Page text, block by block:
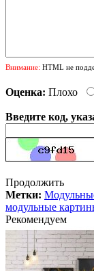
Внимание: HTML не
Оценка: Плохо
Введите код,
Продолжить
Метки:
модульные
Рекомендуем